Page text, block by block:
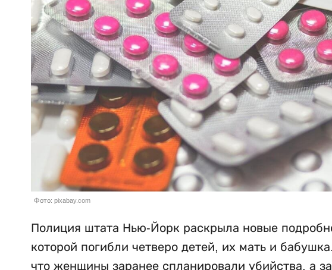
Фото: pixabay.com
Полиция штата Нью-Йорк раскрыла новые
которой погибли четверо детей, их мать и
что женщины заранее спланировали убийства, а